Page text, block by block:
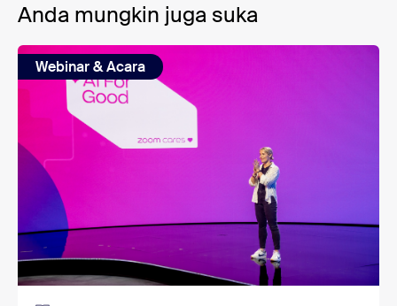
Anda mungkin juga suka
Webinar & Acara